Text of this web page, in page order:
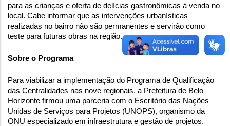
para as crianças e oferta de delícias gastronômicas à venda no
local. Cabe informar que as intervenções urbanísticas
realizadas no bairro não são permanentes e servirão como
teste para futuras obras na região.
Sobre o Programa
Para viabilizar a implementação do Programa de Qualificação
das Centralidades nas nove regionais, a Prefeitura de Belo
Horizonte firmou uma parceria com o Escritório das Nações
Unidas de Serviços para Projetos (UNOPS), organismo da
ONU especializado em infraestrutura e gestão de projetos.